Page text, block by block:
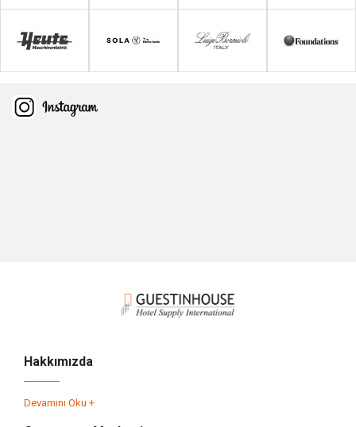
Hakkımızda
Devamını Oku +